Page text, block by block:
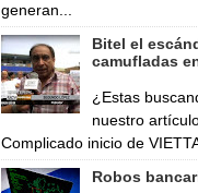
generan...
Bitel el
camufladas
¿Estas
nuestro
Complicado inicio de
Robos